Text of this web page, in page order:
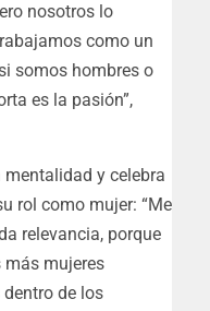
nosotros lo
como un
somos hombres o
es la pasión”,
mentalidad y celebra
rol como mujer: “Me
relevancia, porque
más mujeres
de los